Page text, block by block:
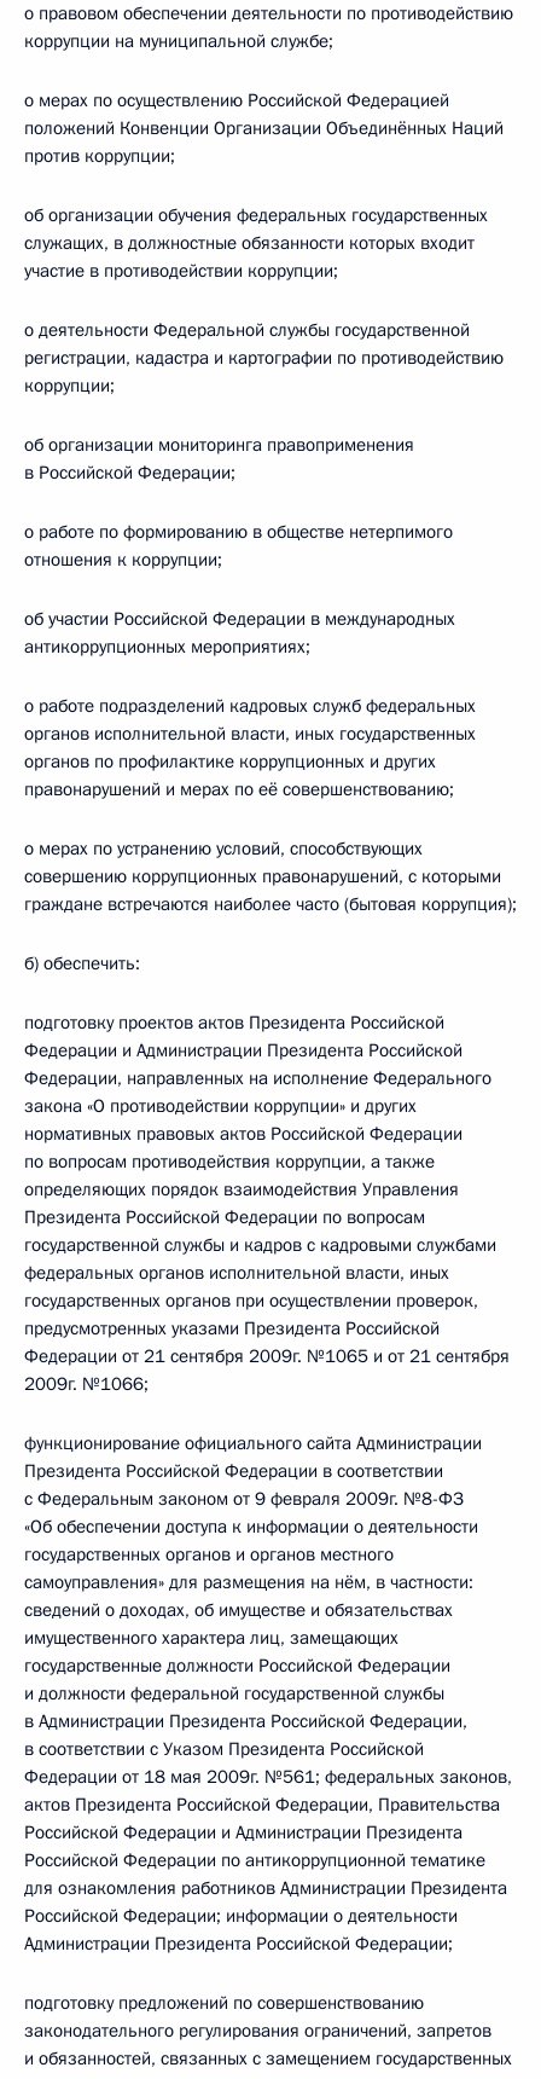
о правовом обеспечении деятельности по противодействию
коррупции на муниципальной службе;
о мерах по осуществлению Российской Федерацией
положений Конвенции Организации Объединённых Наций
против коррупции;
об организации обучения федеральных государственных
служащих, в должностные обязанности которых входит
участие в противодействии коррупции;
о деятельности Федеральной службы государственной
регистрации, кадастра и картографии по противодействию
коррупции;
об организации мониторинга правоприменения
в Российской Федерации;
о работе по формированию в обществе нетерпимого
отношения к коррупции;
об участии Российской Федерации в международных
антикоррупционных мероприятиях;
о работе подразделений кадровых служб федеральных
органов исполнительной власти, иных государственных
органов по профилактике коррупционных и других
правонарушений и мерах по её совершенствованию;
о мерах по устранению условий, способствующих
совершению коррупционных правонарушений, с которыми
граждане встречаются наиболее часто (бытовая коррупция);
б) обеспечить:
подготовку проектов актов Президента Российской
Федерации и Администрации Президента Российской
Федерации, направленных на исполнение Федерального
закона «О противодействии коррупции» и других
нормативных правовых актов Российской Федерации
по вопросам противодействия коррупции, а также
определяющих порядок взаимодействия Управления
Президента Российской Федерации по вопросам
государственной службы и кадров с кадровыми службами
федеральных органов исполнительной власти, иных
государственных органов при осуществлении проверок,
предусмотренных указами Президента Российской
Федерации от 21 сентября 2009г. №1065 и от 21 сентября
2009г. №1066;
функционирование официального сайта Администрации
Президента Российской Федерации в соответствии
с Федеральным законом от 9 февраля 2009г. №8-ФЗ
«Об обеспечении доступа к информации о деятельности
государственных органов и органов местного
самоуправления» для размещения на нём, в частности:
сведений о доходах, об имуществе и обязательствах
имущественного характера лиц, замещающих
государственные должности Российской Федерации
и должности федеральной государственной службы
в Администрации Президента Российской Федерации,
в соответствии с Указом Президента Российской
Федерации от 18 мая 2009г. №561; федеральных законов,
актов Президента Российской Федерации, Правительства
Российской Федерации и Администрации Президента
Российской Федерации по антикоррупционной тематике
для ознакомления работников Администрации Президента
Российской Федерации; информации о деятельности
Администрации Президента Российской Федерации;
подготовку предложений по совершенствованию
законодательного регулирования ограничений, запретов
и обязанностей, связанных с замещением государственных